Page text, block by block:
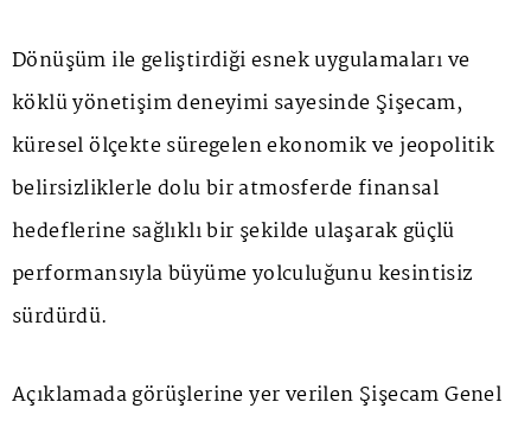
Dönüşüm ile geliştirdiği esnek uygulamaları ve
köklü yönetişim deneyimi sayesinde Şişecam,
küresel ölçekte süregelen ekonomik ve jeopolitik
belirsizliklerle dolu bir atmosferde finansal
hedeflerine sağlıklı bir şekilde ulaşarak güçlü
performansıyla büyüme yolculuğunu kesintisiz
sürdürdü.
Açıklamada görüşlerine yer verilen Şişecam Genel